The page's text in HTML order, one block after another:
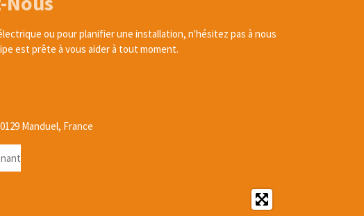
ou pour planifier une installation, n'hésitez pas à nous
est prête à vous aider à tout moment.
Manduel, France